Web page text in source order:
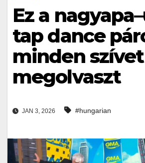
Ez a
tap dance
minden szívet
megolvaszt
JAN 3, 2026 #hungarian